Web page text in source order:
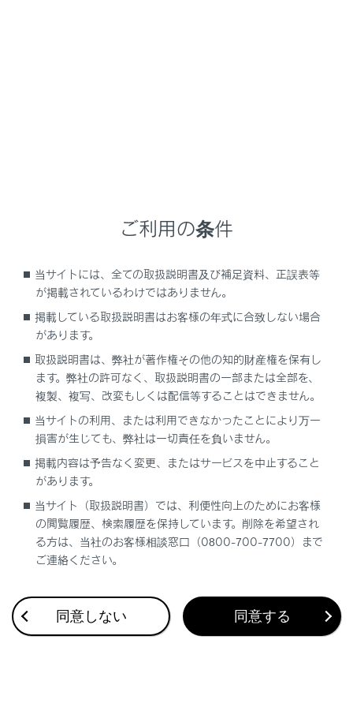
Webブラウザ機能（インターネット）について
Webブラウザ画面を表示する
Webブラウザ画面を操作する
合わせて見られているページ
VICS・交通情報
付録
ナビゲーション設定
このページは役に立ちましたか？
ご利用の条件
当サイトには、全ての取扱説明書及び補足資料、正誤表等
が掲載されているわけではありません。
掲載している取扱説明書はお客様の年式に合致しない場合
があります。
取扱説明書は、弊社が著作権その他の知的財産権を保有し
ます。弊社の許可なく、取扱説明書の一部または全部を、
複製、複写、改変もしくは配信等することはできません。
当サイトの利用、または利用できなかったことにより万一
損害が生じても、弊社は一切責任を負いません。
掲載内容は予告なく変更、またはサービスを中止すること
があります。
当サイト（取扱説明書）では、利便性向上のためにお客様
の閲覧履歴、検索履歴を保持しています。削除を希望され
る方は、当社のお客様相談窓口（0800-700-7700）まで
ご連絡ください。
同意しない 同意する